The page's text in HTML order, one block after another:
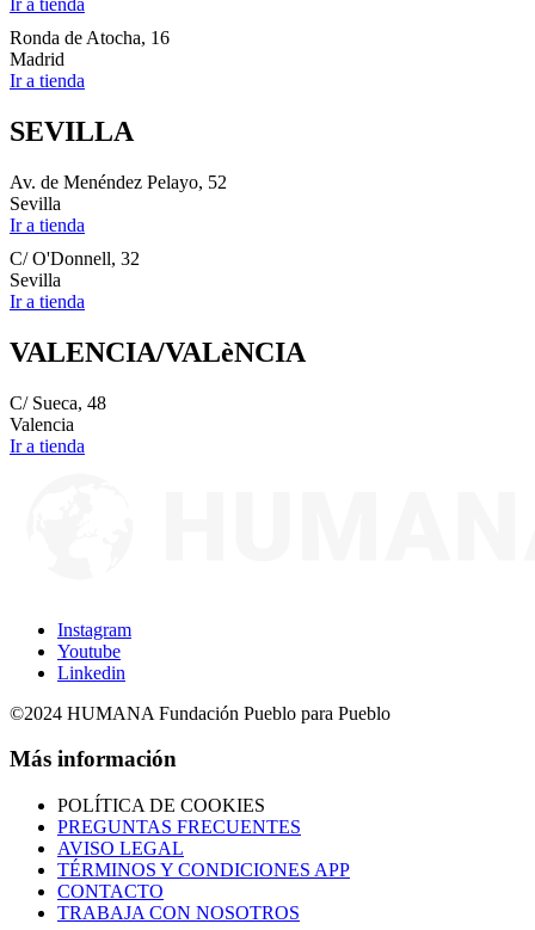
Ir a tienda
Ronda de Atocha, 16
Madrid
Ir a tienda
SEVILLA
Av. de Menéndez Pelayo, 52
Sevilla
Ir a tienda
C/ O'Donnell, 32
Sevilla
Ir a tienda
VALENCIA/VALèNCIA
C/ Sueca, 48
Valencia
Ir a tienda
Instagram
Youtube
Linkedin
©2024 HUMANA Fundación Pueblo para Pueblo
Más información
POLÍTICA DE COOKIES
PREGUNTAS FRECUENTES
AVISO LEGAL
TÉRMINOS Y CONDICIONES APP
CONTACTO
TRABAJA CON NOSOTROS